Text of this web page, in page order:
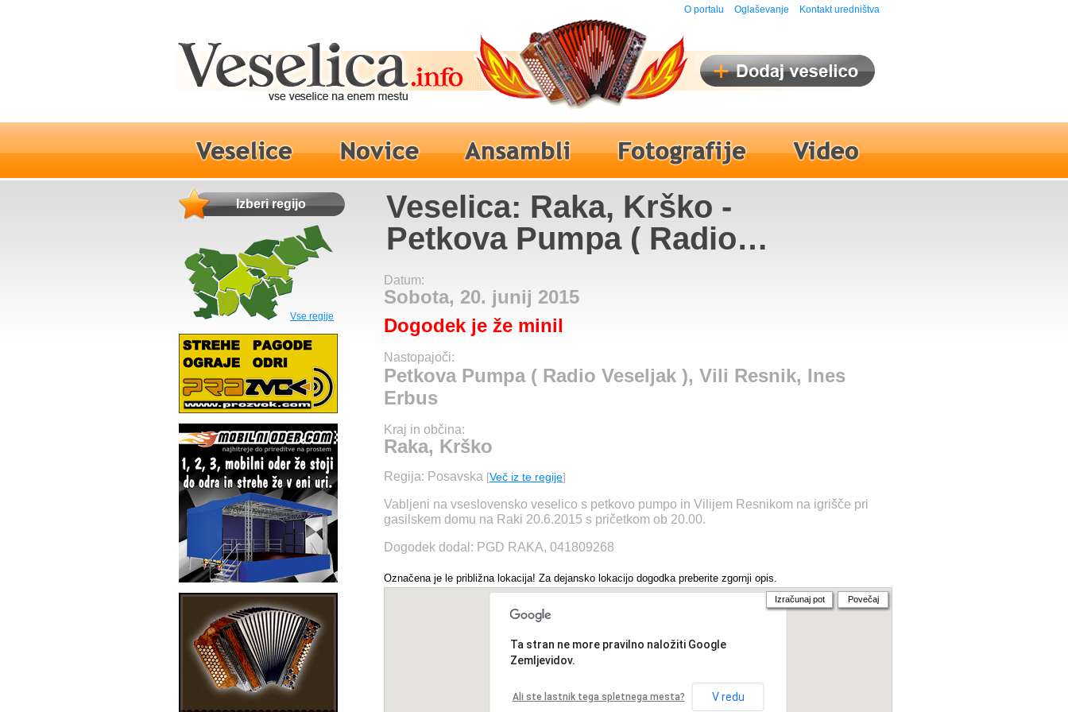
O portalu Oglaševanje Kontakt uredništva
Izberi regijo
Vse regije
Veselica: Raka, Krško -
Petkova Pumpa ( Radio
Veseljak ), Vili Resnik, Ines
Erbus
Datum:
Sobota, 20. junij 2015
Dogodek je že minil
Nastopajoči:
Petkova Pumpa ( Radio Veseljak ), Vili Resnik, Ines
Erbus
Kraj in občina:
Raka, Krško
Regija: Posavska [Več iz te regije]
Vabljeni na vseslovensko veselico s petkovo pumpo in Vilijem Resnikom na igrišče pri
gasilskem domu na Raki 20.6.2015 s pričetkom ob 20.00.
Dogodek dodal: PGD RAKA, 041809268
Označena je le približna lokacija! Za dejansko lokacijo dogodka preberite zgornji opis.
Ta stran ne more pravilno naložiti Google
Zemljevidov.
Ali ste lastnik tega spletnega mesta? V redu
Izračunaj pot Povečaj